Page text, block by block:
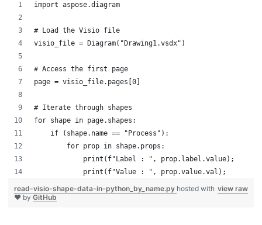
import aspose.diagram
# Load the Visio file
visio_file = Diagram("Drawing1.vsdx")
# Access the first page
page = visio_file.pages[0]
# Iterate through shapes
for shape in page.shapes:
    if (shape.name == "Process"):
        for prop in shape.props:
            print(f"Label : ", prop.label.value);
            print(f"Value : ", prop.value.val);
view raw
read-visio-shape-data-in-python_by_name.py hosted with
❤ by GitHub